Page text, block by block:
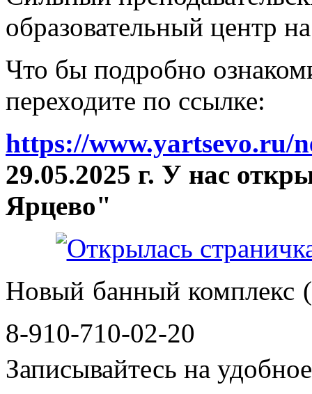
образовательный центр
Что бы подробно
переходите по ссылке:
https://www.yartsevo.ru/
29.05.2025 г. У нас
Ярцево"
Новый банный комплекс
8-910-710-02-20
Записывайтесь на